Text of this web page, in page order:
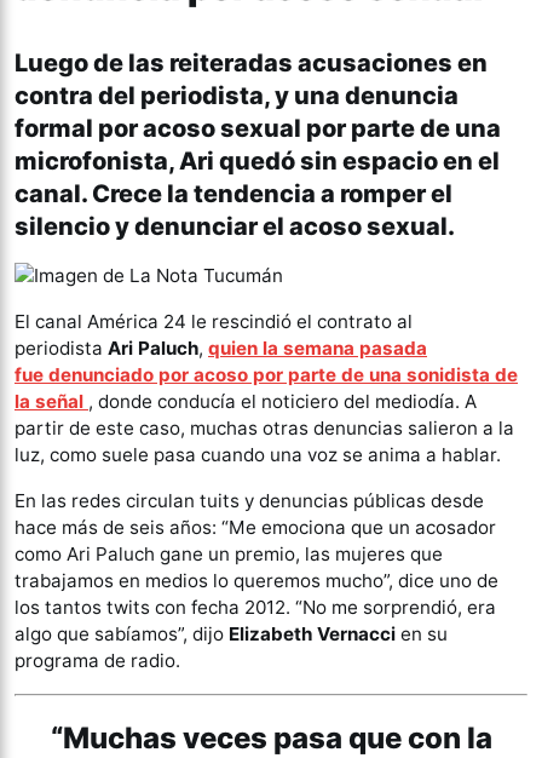
Luego de las reiteradas acusaciones en
contra del periodista, y una denuncia
formal por acoso sexual por parte de una
microfonista, Ari quedó sin espacio en el
canal. Crece la tendencia a romper el
silencio y denunciar el acoso sexual.
El canal América 24 le rescindió el contrato al
periodista Ari Paluch, quien la semana pasada
fue denunciado por acoso por parte de una sonidista de
la señal , donde conducía el noticiero del mediodía. A
partir de este caso, muchas otras denuncias salieron a la
luz, como suele pasa cuando una voz se anima a hablar.
En las redes circulan tuits y denuncias públicas desde
hace más de seis años: “Me emociona que un acosador
como Ari Paluch gane un premio, las mujeres que
trabajamos en medios lo queremos mucho”, dice uno de
los tantos twits con fecha 2012. “No me sorprendió, era
algo que sabíamos”, dijo Elizabeth Vernacci en su
programa de radio.
“Muchas veces pasa que con la